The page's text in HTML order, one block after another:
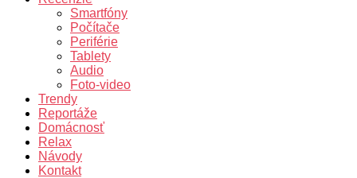
Smartfóny
Počítače
Periférie
Tablety
Audio
Foto-video
Trendy
Reportáže
Domácnosť
Relax
Návody
Kontakt